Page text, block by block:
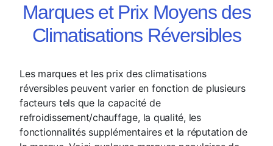
Marques et Prix Moyens des
Climatisations Réversibles
Les marques et les prix des climatisations
réversibles peuvent varier en fonction de plusieurs
facteurs tels que la capacité de
refroidissement/chauffage, la qualité, les
fonctionnalités supplémentaires et la réputation de